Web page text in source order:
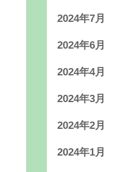
2024年7月
2024年6月
2024年4月
2024年3月
2024年2月
2024年1月